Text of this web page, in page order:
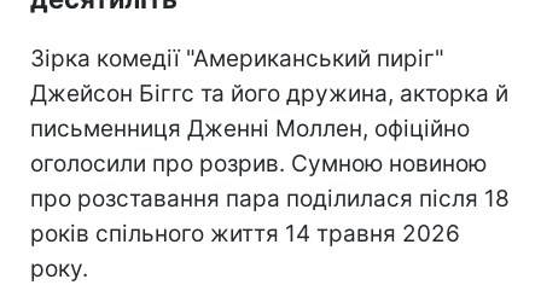
Зірка комедії "Американський пиріг"
Джейсон Біггс та його дружина, акторка й
письменниця Дженні Моллен, офіційно
оголосили про розрив. Сумною новиною
про розставання пара поділилася після 18
років спільного життя 14 травня 2026
року.